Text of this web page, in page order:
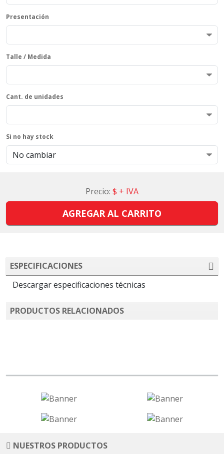
Presentación
Talle / Medida
Cant. de unidades
Si no hay stock
Precio: $ + IVA
AGREGAR AL CARRITO
ESPECIFICACIONES
Descargar especificaciones técnicas
PRODUCTOS RELACIONADOS
NUESTROS PRODUCTOS